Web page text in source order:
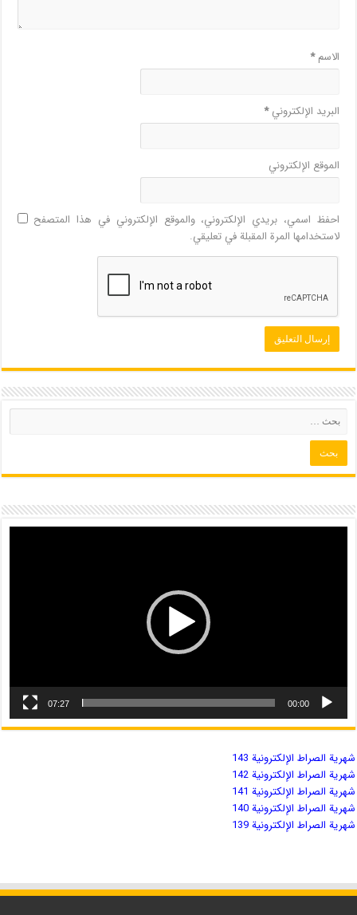
الاسم*
البريد الإلكتروني*
الموقع الإلكتروني
احفظ اسمي، بريدي الإلكتروني، والموقع الإلكتروني في هذا المتصفح
لاستخدامها المرة المقبلة في تعليقي.
00:00
07:27
شهریة الصراط الإلكترونية 143
شهریة الصراط الإلكترونية 142
شهریة الصراط الإلكترونية 141
شهریة الصراط الإلكترونية 140
شهریة الصراط الإلكترونية 139